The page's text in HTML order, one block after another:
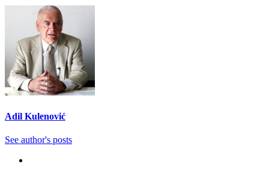
Adil Kulenović
See author's posts